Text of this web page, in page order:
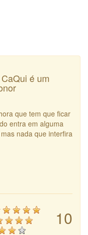
é um
que tem que ficar
entra em alguma
nada que interfira
10